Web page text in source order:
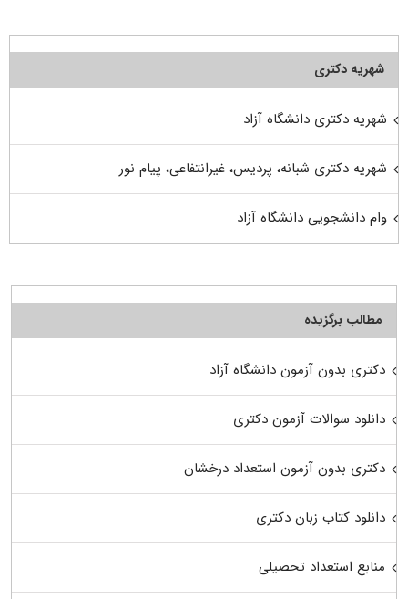
شهریه دکتری
شهریه دکتری دانشگاه آزاد
شهریه دکتری شبانه، پردیس، غیرانتفاعی، پیام نور
وام دانشجویی دانشگاه آزاد
مطالب برگزیده
دکتری بدون آزمون دانشگاه آزاد
دانلود سوالات آزمون دکتری
دکتری بدون آزمون استعداد درخشان
دانلود کتاب زبان دکتری
منابع استعداد تحصیلی